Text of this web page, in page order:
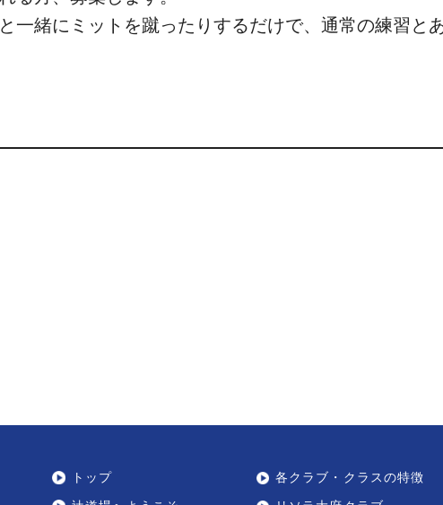
一緒にミットを蹴ったりするだけで、通常の練習と
トップ 各クラブ・クラスの特徴